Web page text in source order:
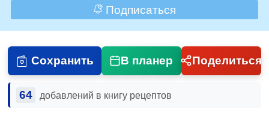
Подписаться
Сохранить В планер Поделиться
64 добавлений в книгу рецептов